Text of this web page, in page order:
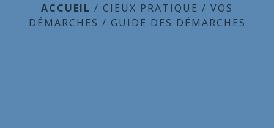
ACCUEIL / CIEUX PRATIQUE / VOS
DÉMARCHES / GUIDE DES DÉMARCHES